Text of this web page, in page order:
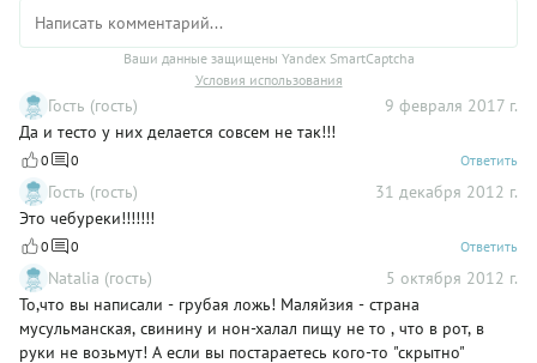
Ваши данные защищены Yandex SmartCaptcha
Условия использования
Гость (гость)
9 февраля 2017 г.
Да и тесто у них делается совсем не так!!!
0 0 Ответить
Гость (гость)
31 декабря 2012 г.
Это чебуреки!!!!!!!
0 0 Ответить
Natalia (гость)
5 октября 2012 г.
То,что вы написали - грубая ложь! Маляйзия - страна
мусульманская, свинину и нон-халал пищу не то , что в рот, в
руки не возьмут! А если вы постараетесь кого-то "скрытно"